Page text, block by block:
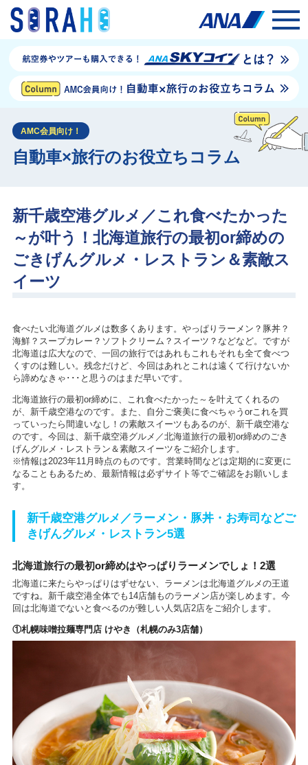
AMC会員向け！
自動車×旅行のお役立ちコラム
新千歳空港グルメ／これ食べたかった
～が叶う！北海道旅行の最初or締めの
ごきげんグルメ・レストラン＆素敵ス
イーツ
食べたい北海道グルメは数多くあります。やっぱりラーメン？豚丼？
海鮮？スープカレー？ソフトクリーム？スイーツ？などなど。ですが
北海道は広大なので、一回の旅行ではあれもこれもそれも全て食べつ
くすのは難しい。残念だけど、今回はあれとこれは遠くて行けないか
ら諦めなきゃ･･･と思うのはまだ早いです。
北海道旅行の最初or締めに、これ食べたかった～を叶えてくれるの
が、新千歳空港なのです。また、自分ご褒美に食べちゃうorこれを買
っていったら間違いなし！の素敵スイーツもあるのが、新千歳空港な
のです。今回は、新千歳空港グルメ／北海道旅行の最初or締めのごき
げんグルメ・レストラン＆素敵スイーツをご紹介します。
※情報は2023年11月時点のものです。営業時間などは定期的に変更に
なることもあるため、最新情報は必ずサイト等でご確認をお願いしま
す。
新千歳空港グルメ／ラーメン・豚丼・お寿司などご
きげんグルメ・レストラン5選
北海道旅行の最初or締めはやっぱりラーメンでしょ！2選
北海道に来たらやっぱりはずせない、ラーメンは北海道グルメの王道
ですね。新千歳空港全体でも14店舗ものラーメン店が楽しめます。今
回は北海道でないと食べるのが難しい人気店2店をご紹介します。
①札幌味噌拉麺専門店 けやき（札幌のみ3店舗）